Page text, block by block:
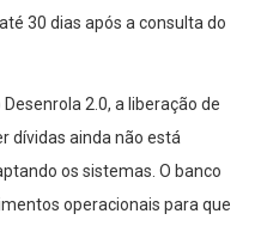
30 dias após a consulta do
2.0, a liberação de
dívidas ainda não está
os sistemas. O banco
operacionais para que